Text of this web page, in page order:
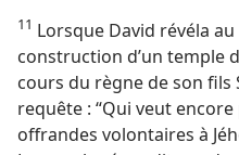
11 Lorsque David révéla
construction d’un temple
cours du règne de son fils
requête : “Qui veut
offrandes volontaires à